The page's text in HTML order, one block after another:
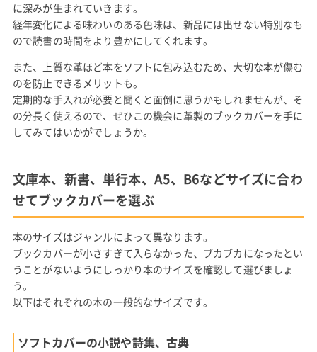
に深みが生まれていきます。
経年変化による味わいのある色味は、新品には出せない特別なも
ので読書の時間をより豊かにしてくれます。
また、上質な革ほど本をソフトに包み込むため、大切な本が傷む
のを防止できるメリットも。
定期的な手入れが必要と聞くと面倒に思うかもしれませんが、そ
の分長く使えるので、ぜひこの機会に革製のブックカバーを手に
してみてはいかがでしょうか。
文庫本、新書、単行本、A5、B6などサイズに合わ
せてブックカバーを選ぶ
本のサイズはジャンルによって異なります。
ブックカバーが小さすぎて入らなかった、ブカブカになったとい
うことがないようにしっかり本のサイズを確認して選びましょ
う。
以下はそれぞれの本の一般的なサイズです。
ソフトカバーの小説や詩集、古典